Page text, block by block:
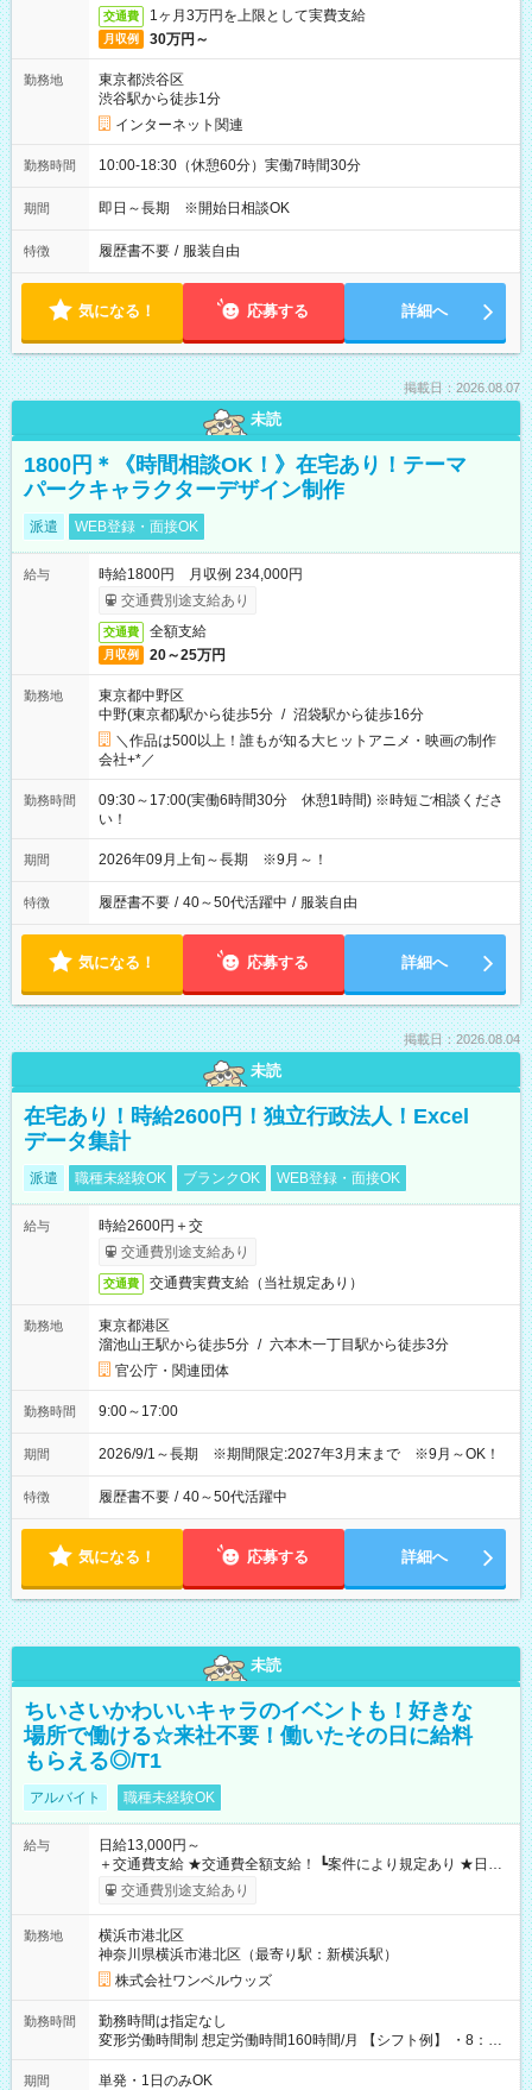
交通費 1ヶ月3万円を上限として実費支給
月収例 30万円～
勤務地
東京都渋谷区
渋谷駅から徒歩1分
インターネット関連
勤務時間 10:00-18:30（休憩60分）実働7時間30分
期間 即日～長期 ※開始日相談OK
特徴 履歴書不要 / 服装自由
気になる！ 応募する 詳細へ
掲載日：2026.08.07
未読
1800円＊《時間相談OK！》在宅あり！テーマ
パークキャラクターデザイン制作
派遣 WEB登録・面接OK
給与
時給1800円 月収例 234,000円
交通費別途支給あり
交通費 全額支給
月収例 20～25万円
勤務地
東京都中野区
中野(東京都)駅から徒歩5分 / 沼袋駅から徒歩16分
＼作品は500以上！誰もが知る大ヒットアニメ・映画の制作
会社+*／
勤務時間
09:30～17:00(実働6時間30分 休憩1時間) ※時短ご相談くださ
い！
期間 2026年09月上旬～長期 ※9月～！
特徴 履歴書不要 / 40～50代活躍中 / 服装自由
気になる！ 応募する 詳細へ
掲載日：2026.08.04
未読
在宅あり！時給2600円！独立行政法人！Excel
データ集計
派遣 職種未経験OK ブランクOK WEB登録・面接OK
給与
時給2600円＋交
交通費別途支給あり
交通費 交通費実費支給（当社規定あり）
勤務地
東京都港区
溜池山王駅から徒歩5分 / 六本木一丁目駅から徒歩3分
官公庁・関連団体
勤務時間 9:00～17:00
期間 2026/9/1～長期 ※期間限定:2027年3月末まで ※9月～OK！
特徴 履歴書不要 / 40～50代活躍中
気になる！ 応募する 詳細へ
未読
ちいさいかわいいキャラのイベントも！好きな
場所で働ける☆来社不要！働いたその日に給料
もらえる◎/T1
アルバイト 職種未経験OK
給与
日給13,000円～
＋交通費支給 ★交通費全額支給！ ┗案件により規定あり ★日払
いOK！（規定あり） ┗働いたその日に現金GET♪ お仕事後はコ
ンビニATMから 日払い分を引き落とせます！ 【試用期間】試
交通費別途支給あり
勤務地
横浜市港北区
神奈川県横浜市港北区（最寄り駅：新横浜駅）
株式会社ワンベルウッズ
勤務時間
勤務時間は指定なし
変形労働時間制 想定労働時間160時間/月 【シフト例】 ・8：00
～21：00
期間 単発・1日のみOK